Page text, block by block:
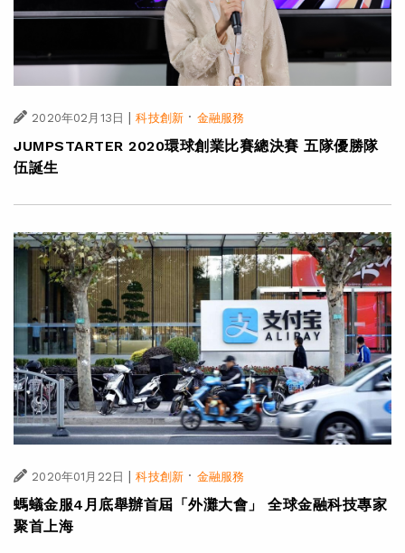
2020年02月13日 | 科技創新 · 金融服務
JUMPSTARTER 2020環球創業比賽總決賽 五隊優勝隊
伍誕生
2020年01月22日 | 科技創新 · 金融服務
螞蟻金服4月底舉辦首屆「外灘大會」 全球金融科技專家
聚首上海